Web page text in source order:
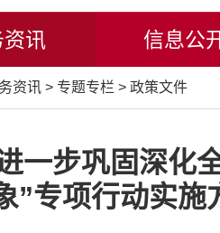
讯 信息公
资讯 > 专题专栏 > 政策文件
一步巩固深化
”专项行动实施